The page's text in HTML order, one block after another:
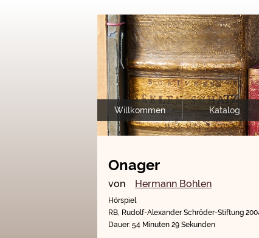
Willkommen Katalog
Onager
von Hermann Bohlen
Hörspiel
RB, Rudolf-Alexander Schröder-Stiftung
Dauer: 54 Minuten 29 Sekunden